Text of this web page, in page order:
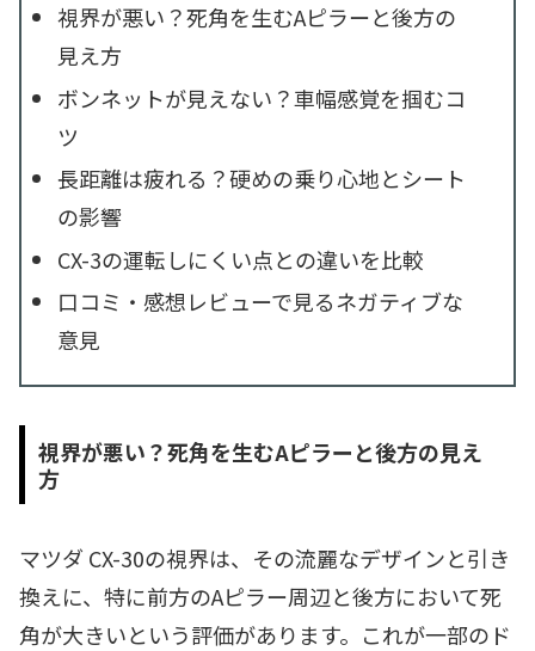
視界が悪い？死角を生むAピラーと後方の
見え方
ボンネットが見えない？車幅感覚を掴むコ
ツ
長距離は疲れる？硬めの乗り心地とシート
の影響
CX-3の運転しにくい点との違いを比較
口コミ・感想レビューで見るネガティブな
意見
視界が悪い？死角を生むAピラーと後方の見え
方
マツダ CX-30の視界は、その流麗なデザインと引き
換えに、特に前方のAピラー周辺と後方において死
角が大きいという評価があります。これが一部のド